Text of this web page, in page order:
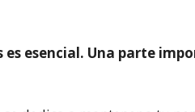
esencial. Una parte